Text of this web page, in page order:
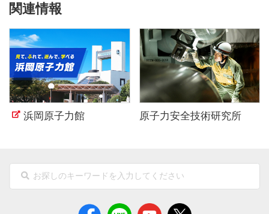
関連情報
浜岡原子力館 原子力安全技術研究所